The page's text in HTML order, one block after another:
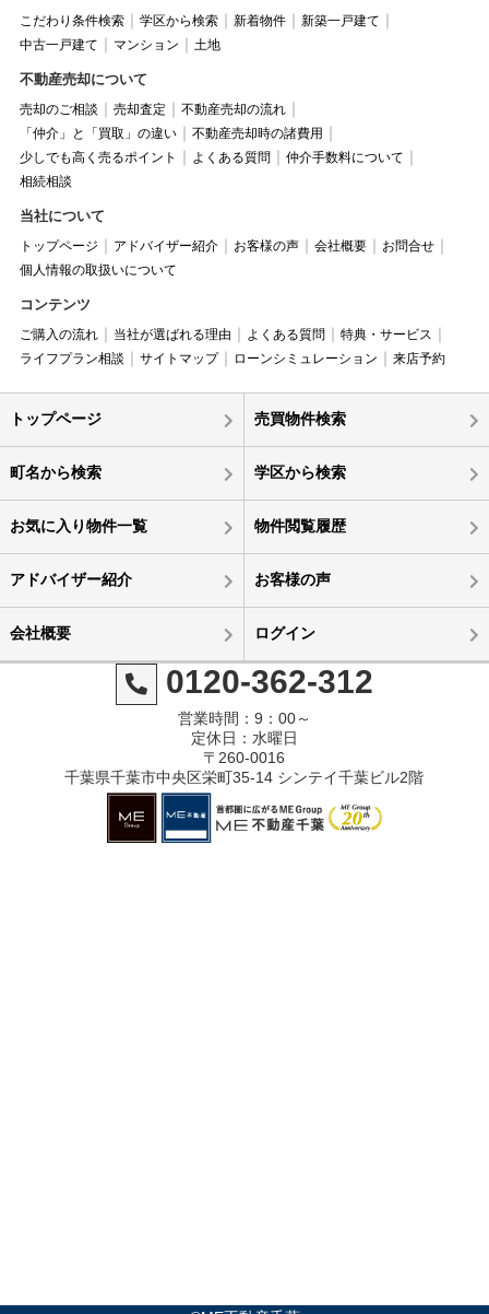
こだわり条件検索 学区から検索 新着物件
新築一戸建て
中古一戸建て
マンション 土地
不動産売却について
売却のご相談 売却査定
不動産売却の流れ
「仲介」と「買取」の違い
不動産売却時の諸費用
少しでも高く売るポイント
よくある質問
仲介手数料について
相続相談
当社について
トップページ アドバイザー紹介 お客様の声 会社概要
お問合せ
個人情報の取扱いについて
コンテンツ
ご購入の流れ 当社が選ばれる理由 よくある質問
特典・サービス
ライフプラン相談
サイトマップ ローンシミュレーション 来店予約
トップページ 売買物件検索
町名から検索 学区から検索
お気に入り物件一覧 物件閲覧履歴
アドバイザー紹介 お客様の声
会社概要 ログイン
0120-362-312
営業時間：9：00～
定休日：水曜日
〒260-0016
千葉県千葉市中央区栄町35-14 シンテイ千葉ビル2階